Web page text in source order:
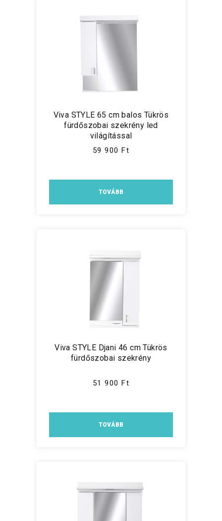
Viva STYLE 65 cm balos Tükrös
fürdőszobai szekrény led
világítással
59 900 Ft
TOVÁBB
Viva STYLE Djani 46 cm Tükrös
fürdőszobai szekrény
51 900 Ft
TOVÁBB